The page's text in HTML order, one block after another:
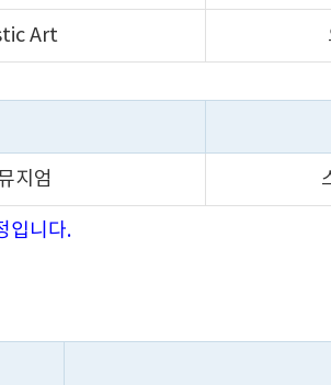
Art
지엄
입니다.